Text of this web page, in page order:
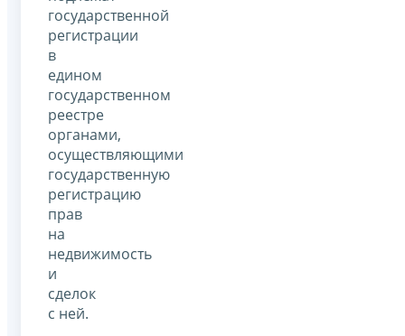
государственной
регистрации
в
едином
государственном
реестре
органами,
осуществляющими
государственную
регистрацию
прав
на
недвижимость
и
сделок
с ней.